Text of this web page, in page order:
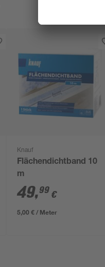
Knauf
Flächendichtband 10
m
49,99 €
5,00 € / Meter